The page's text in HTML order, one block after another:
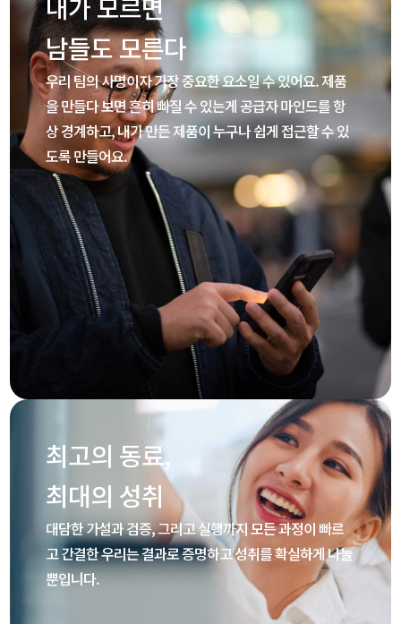
남들도 모른다
우리 팀의 사명이자 가장 중요한 요소일 수 있어요. 제품
을 만들다 보면 흔히 빠질 수 있는게 공급자 마인드를 항
상 경계하고, 내가 만든 제품이 누구나 쉽게 접근할 수 있
도록 만들어요.
최고의 동료,
최대의 성취
대담한 가설과 검증, 그리고 실행까지 모든 과정이 빠르
고 간결한 우리는 결과로 증명하고 성취를 확실하게 나눌
뿐입니다.